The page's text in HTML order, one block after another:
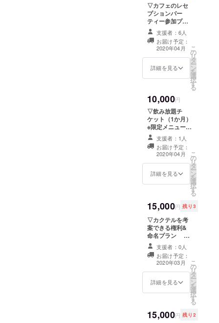
▽カフェのレセ
プションパー
ティー参加プラ
ン 本オープン前
に一度お店に来
て頂くことがで
きます。 ※お好
きなドリンク1杯
付（2020年末日
の様子を活動報
告にて随時お届
け
支援者：6人
お届け予定：
2020年04月
詳細を見る
こ
の
リ
タ
ー
ン
を
選
択
す
る
10,000円
▽飲み放題チ
ケット（1か月）
※限定メニューあ
り お店オープン
までの様子を活
動報告にて随時
お届け
支援者：1人
お届け予定：
2020年04月
詳細を見る
こ
の
リ
タ
ー
ン
を
選
択
す
る
15,000円 残り3
▽カクテルを考
案できる権利&
命名プラン お
店オープンまで
の様子を活動報
告にて随時お届
支援者：0人
お届け予定：
2020年03月
詳細を見る
こ
の
リ
タ
ー
ン
を
選
択
す
る
15,000円 残り2